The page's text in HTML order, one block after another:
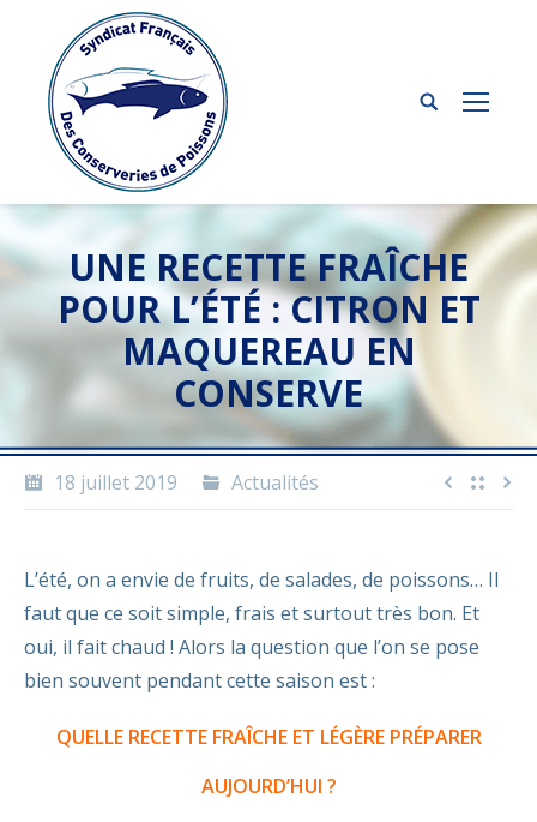
UNE RECETTE FRAÎCHE
POUR L’ÉTÉ : CITRON ET
MAQUEREAU EN
CONSERVE
18 juillet 2019 Actualités
L’été, on a envie de fruits, de salades, de poissons… Il
faut que ce soit simple, frais et surtout très bon. Et
oui, il fait chaud ! Alors la question que l’on se pose
bien souvent pendant cette saison est :
QUELLE RECETTE FRAÎCHE ET LÉGÈRE PRÉPARER
AUJOURD’HUI ?